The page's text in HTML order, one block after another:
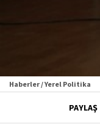
Haberler / Yerel Politika
PAYLAŞ